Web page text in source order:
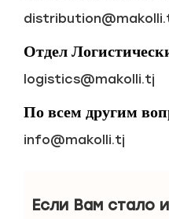
Отдел
logistics@makolli.tj
По всем другим
info@makolli.tj
Если Вам стало